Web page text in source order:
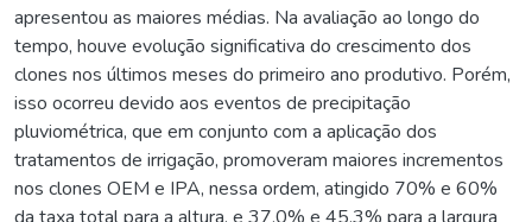
apresentou as maiores médias. Na avaliação ao longo do
tempo, houve evolução significativa do crescimento dos
clones nos últimos meses do primeiro ano produtivo. Porém,
isso ocorreu devido aos eventos de precipitação
pluviométrica, que em conjunto com a aplicação dos
tratamentos de irrigação, promoveram maiores incrementos
nos clones OEM e IPA, nessa ordem, atingido 70% e 60%